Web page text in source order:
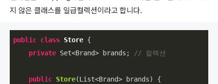
지 않은 클래스를 일급컬렉션이라고 합니다.
public class Store {
private Set<Brand> brands; // 컬렉션
public Store(List<Brand> brands)
{